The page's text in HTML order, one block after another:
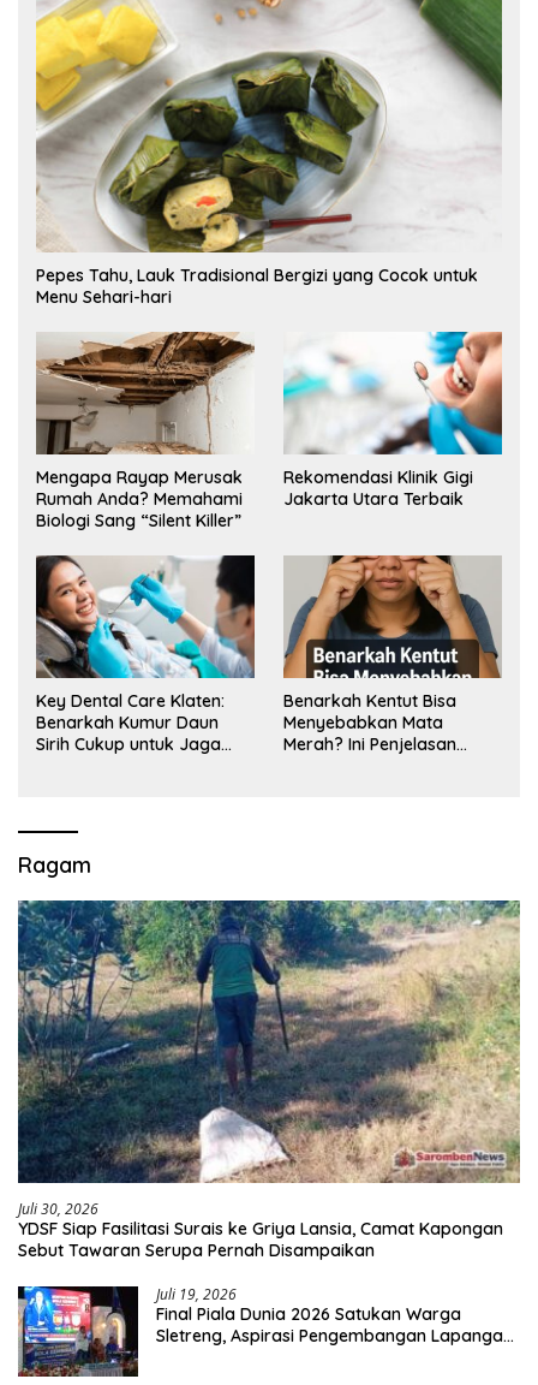
Pepes Tahu, Lauk Tradisional Bergizi yang Cocok untuk
Menu Sehari-hari
Mengapa Rayap Merusak
Rumah Anda? Memahami
Biologi Sang “Silent Killer”
Rekomendasi Klinik Gigi
Jakarta Utara Terbaik
Key Dental Care Klaten:
Benarkah Kumur Daun
Sirih Cukup untuk Jaga
Benarkah Kentut Bisa
Menyebabkan Mata
Merah? Ini Penjelasan
Ragam
Juli 30, 2026
YDSF Siap Fasilitasi Surais ke Griya Lansia, Camat Kapongan
Sebut Tawaran Serupa Pernah Disampaikan
Juli 19, 2026
Final Piala Dunia 2026 Satukan Warga
Sletreng, Aspirasi Pengembangan Lapangan